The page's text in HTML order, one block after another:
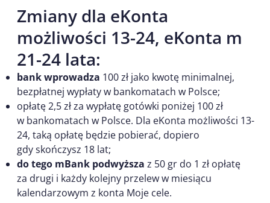
Zmiany dla eKonta
możliwości 13-24, eKonta m
21-24 lata:
bank wprowadza 100 zł jako kwotę minimalnej,
bezpłatnej wypłaty w bankomatach w Polsce;
opłatę 2,5 zł za wypłatę gotówki poniżej 100 zł
w bankomatach w Polsce. Dla eKonta możliwości 13-
24, taką opłatę będzie pobierać, dopiero
gdy skończysz 18 lat;
do tego mBank podwyższa z 50 gr do 1 zł opłatę
za drugi i każdy kolejny przelew w miesiącu
kalendarzowym z konta Moje cele.